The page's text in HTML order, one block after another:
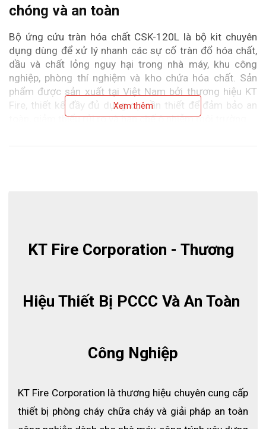
chóng và an toàn
Bộ ứng cứu tràn hóa chất CSK-120L là bộ kit chuyên
dụng dùng để xử lý nhanh các sự cố tràn đổ hóa chất,
dầu và chất lỏng nguy hại trong nhà máy, khu công
nghiệp, phòng thí nghiệm và kho chứa hóa chất. Sản
phẩm được sản xuất tại Việt Nam bởi thương hiệu KT
Fire, thiết kế đầy đủ dụng cụ cần thiết để đảm bảo an
toàn, giảm thiểu rủi ro và hạn chế ô nhiễm môi trường.
Bộ ứng cứu tràn hóa chất CSK-120L
Xem thêm
KT Fire Corporation - Thương
Hiệu Thiết Bị PCCC Và An Toàn
Công Nghiệp
KT Fire Corporation là thương hiệu chuyên cung cấp
thiết bị phòng cháy chữa cháy và giải pháp an toàn